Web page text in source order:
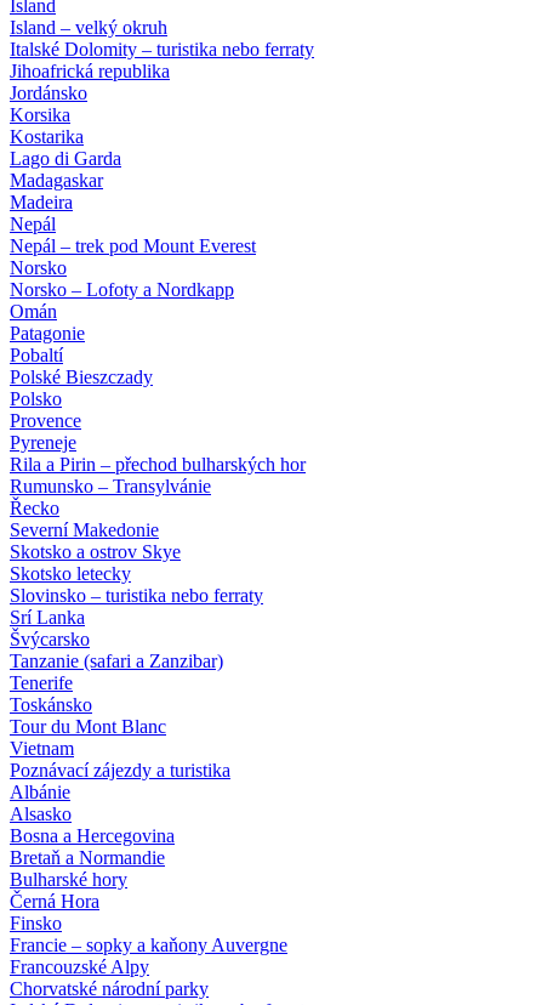
Island
Island – velký okruh
Italské Dolomity – turistika nebo ferraty
Jihoafrická republika
Jordánsko
Korsika
Kostarika
Lago di Garda
Madagaskar
Madeira
Nepál
Nepál – trek pod Mount Everest
Norsko
Norsko – Lofoty a Nordkapp
Omán
Patagonie
Pobaltí
Polské Bieszczady
Polsko
Provence
Pyreneje
Rila a Pirin – přechod bulharských hor
Rumunsko – Transylvánie
Řecko
Severní Makedonie
Skotsko a ostrov Skye
Skotsko letecky
Slovinsko – turistika nebo ferraty
Srí Lanka
Švýcarsko
Tanzanie (safari a Zanzibar)
Tenerife
Toskánsko
Tour du Mont Blanc
Vietnam
Poznávací zájezdy a turistika
Albánie
Alsasko
Bosna a Hercegovina
Bretaň a Normandie
Bulharské hory
Černá Hora
Finsko
Francie – sopky a kaňony Auvergne
Francouzské Alpy
Chorvatské národní parky